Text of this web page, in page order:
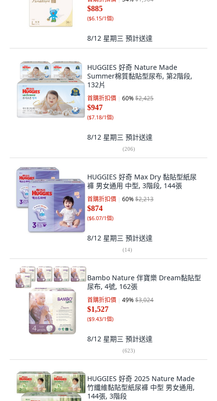
$885
($6.15/1個)
8/12 星期三 預計送達
HUGGIES 好奇 Nature Made
Summer棉質黏貼型尿布, 第2階段,
132片
首購折扣價 60%$2,425
$947
($7.18/1個)
8/12 星期三 預計送達
(206)
HUGGIES 好奇 Max Dry 黏貼型紙尿
褲 男女通用 中型, 3階段, 144張
首購折扣價 60%$2,213
$874
($6.07/1個)
8/12 星期三 預計送達
(14)
Bambo Nature 伴寶樂 Dream黏貼型
尿布, 4號, 162張
首購折扣價 49%$3,024
$1,527
($9.43/1個)
8/12 星期三 預計送達
(623)
HUGGIES 好奇 2025 Nature Made
竹纖維黏貼型紙尿褲 中型 男女通用,
144張, 3階段